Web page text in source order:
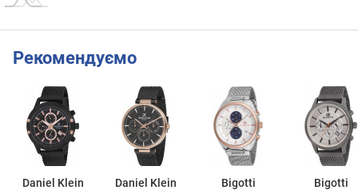
Рекомендуємо
Daniel Klein
Daniel Klein
Bigotti
Bigotti